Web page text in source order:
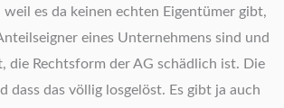
es da keinen echten Eigentümer gibt,
eines Unternehmens sind und
die Rechtsform der AG schädlich ist. Die
das völlig losgelöst. Es gibt ja auch